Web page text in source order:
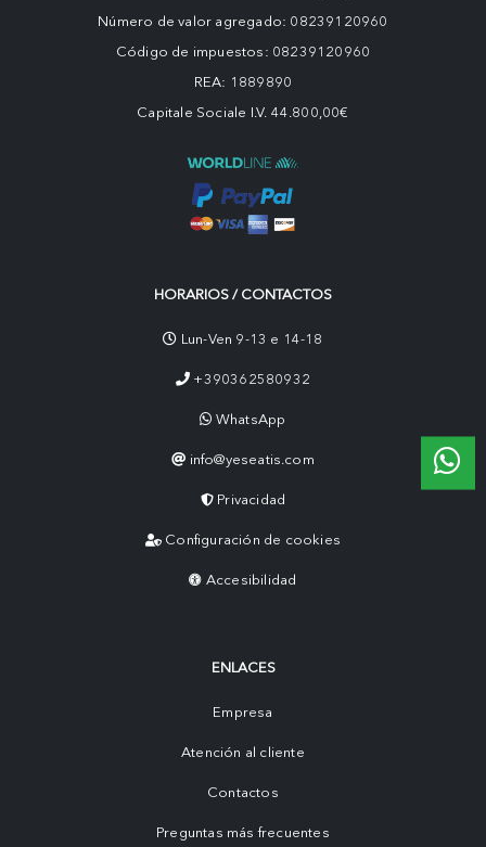
Número de valor agregado: 08239120960
Código de impuestos: 08239120960
REA: 1889890
Capitale Sociale I.V. 44.800,00€
HORARIOS / CONTACTOS
Lun-Ven 9-13 e 14-18
+390362580932
WhatsApp
info@yeseatis.com
Privacidad
Configuración de cookies
Accesibilidad
ENLACES
Empresa
Atención al cliente
Contactos
Preguntas más frecuentes